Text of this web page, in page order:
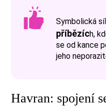
Symbolická
příbězích,
se od kance
jeho
Havran: spojení